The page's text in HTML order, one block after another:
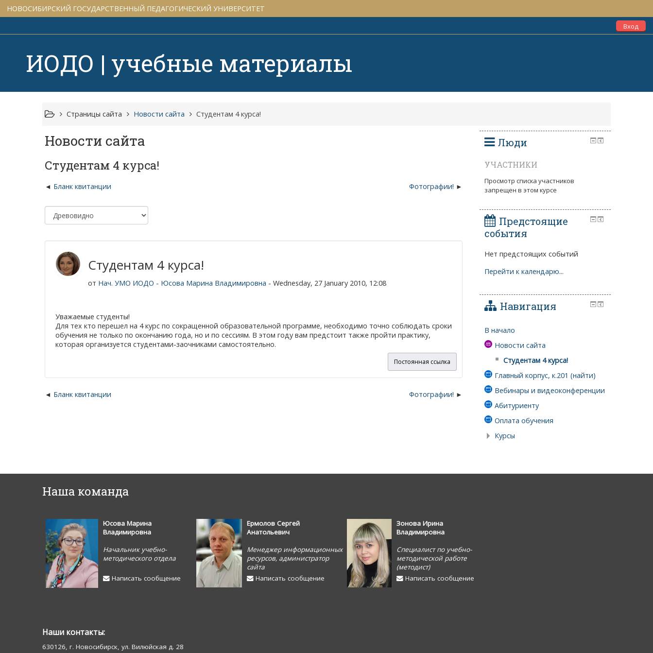
НОВОСИБИРСКИЙ ГОСУДАРСТВЕННЫЙ ПЕДАГОГИЧЕСКИЙ УНИВЕРСИТЕТ
Вход
ИОДО | учебные материалы
Страницы сайта Новости сайта Студентам 4 курса!
Новости сайта
Студентам 4 курса!
Бланк квитанции Фотографии!
Студентам 4 курса!
от Нач. УМО ИОДО - Юсова Марина Владимировна - Wednesday, 27 January 2010, 12:08
Уважаемые студенты!
Для тех кто перешел на 4 курс по сокращенной образовательной программе, необходимо точно соблюдать сроки
обучения не только по окончанию года, но и по сессиям. В этом году вам предстоит также пройти практику,
которая организуется студентами-заочниками самостоятельно.
Постоянная ссылка
Бланк квитанции Фотографии!
Люди
УЧАСТНИКИ
Просмотр списка участников
запрещен в этом курсе
Предстоящие
события
Нет предстоящих событий
Перейти к календарю...
Навигация
В начало
Новости сайта
Студентам 4 курса!
Главный корпус, к.201 (найти)
Вебинары и видеоконференции
Абитуриенту
Оплата обучения
Курсы
Наша команда
Юсова Марина
Владимировна
Начальник учебно-
методического отдела
Написать сообщение
Ермолов Сергей
Анатольевич
Менеджер информационных
ресурсов, администратор
сайта
Написать сообщение
Зонова Ирина
Владимировна
Специалист по учебно-
методической работе
(методист)
Написать сообщение
Наши контакты:
630126, г. Новосибирск, ул. Вилюйская д. 28